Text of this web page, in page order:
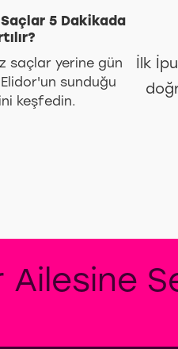
5 Dakikada
saçlar yerine gün
sunduğu
keşfedin.
İlk
Ailesine